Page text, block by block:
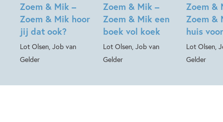
Zoem & Mik –
Zoem & Mik hoor
jij dat ook?
Lot Olsen, Job van
Gelder
Zoem & Mik –
Zoem & Mik een
boek vol koek
Lot Olsen, Job van
Gelder
Zoem &
Zoem &
huis
Lot Olsen,
Gelder